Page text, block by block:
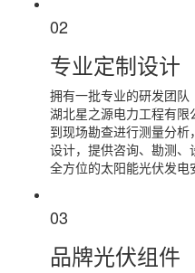
02
专业定制设计
拥有一批专业的研发团队
湖北星之源电力工程有
到现场勘查进行测量分
设计，提供咨询、勘测
全方位的太阳能光伏发电
03
品牌光伏组件